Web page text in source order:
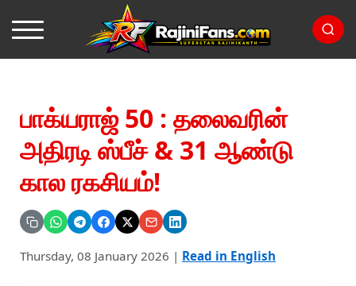
பாக்யராஜ் 50 : தலைவரின்
அதிரடி ஸ்பீச் & 31 ஆண்டு
கால ரகசியம்!
Thursday, 08 January 2026 | Read in English